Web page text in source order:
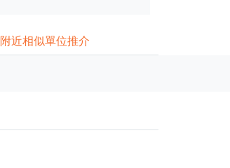
附近相似單位推介